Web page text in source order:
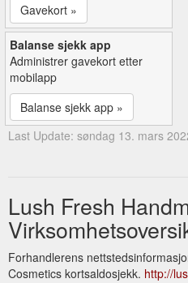
Gavekort »
Balanse sjekk app
Administrer gavekort etter
mobilapp
Balanse sjekk app »
Last Update: søndag 13. mars
Lush Fresh
Forhandlerens
Cosmetics kortsaldosjekk. http://